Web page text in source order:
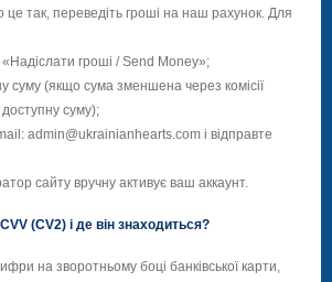
так, переведіть гроші на наш рахунок. Для
гроші / Send Money»;
суму (якщо сума зменшена через комісії
суму);
admin@ukrainianhearts.com і відправте
сайту вручну активує ваш аккаунт.
(CV2) і де він знаходиться?
на зворотньому боці банківської карти,